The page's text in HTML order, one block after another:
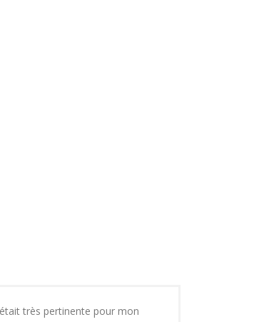
très pertinente pour mon